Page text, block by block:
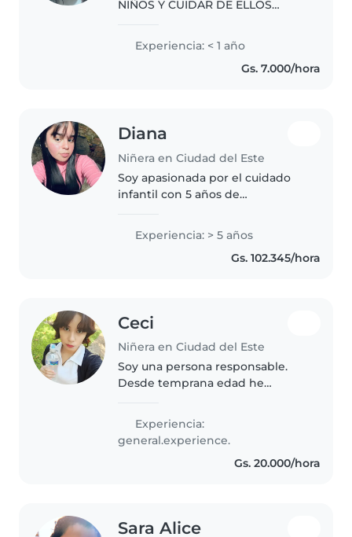
NIÑOS Y CUIDAR DE ELLOS
VERLOS CRECER
Experiencia: < 1 año
Gs. 7.000/hora
Diana
Niñera en Ciudad del Este
Soy apasionada por el cuidado
infantil con 5 años de
leerles cuentos, dibujar y
organizar juegos divertidos. Me
Experiencia: > 5 años
Gs. 102.345/hora
Ceci
Niñera en Ciudad del Este
Soy una persona responsable.
Desde temprana edad he
primos y de los hijos de mis
vecinas en mi ciudad natal.
Disfruto crear juegos, dibujar,
Experiencia:
general.experience.
Gs. 20.000/hora
Sara Alice